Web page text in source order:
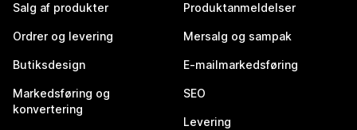
Salg af produkter
Ordrer og levering
Butiksdesign
Markedsføring og
konvertering
Produktanmeldelser
Mersalg og sampak
E-mailmarkedsføring
SEO
Levering